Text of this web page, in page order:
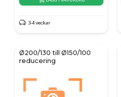
3-4 veckar
Ø200/130 till Ø150/100
reducering